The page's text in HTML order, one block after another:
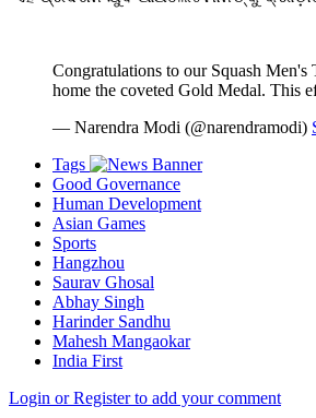
Congratulations to our Squash Men's
home the coveted Gold Medal. This
— Narendra Modi (@narendramodi)
Tags
Good Governance
Human Development
Asian Games
Sports
Hangzhou
Saurav Ghosal
Abhay Singh
Harinder Sandhu
Mahesh Mangaokar
India First
Login or Register to add your comment